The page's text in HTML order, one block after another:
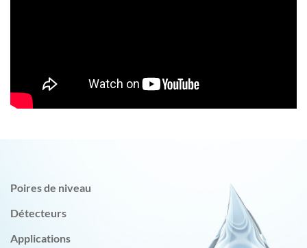
Poires de niveau
Détecteurs
Applications